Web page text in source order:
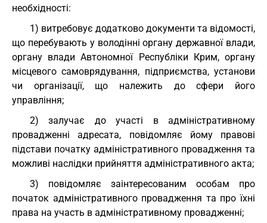
необхідності:
1) витребовує додатково документи та відомості,
що перебувають у володінні органу державної влади,
органу влади Автономної Республіки Крим, органу
місцевого самоврядування, підприємства, установи
чи організації, що належить до сфери його
управління;
2) залучає до участі в адміністративному
провадженні адресата, повідомляє йому правові
підстави початку адміністративного провадження та
можливі наслідки прийняття адміністративного акта;
3) повідомляє заінтересованим особам про
початок адміністративного провадження та про їхні
права на участь в адміністративному провадженні;